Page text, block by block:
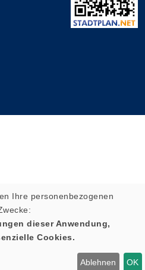
Ihre personenbezogenen
dieser Anwendung,
Cookies.
Ablehnen OK